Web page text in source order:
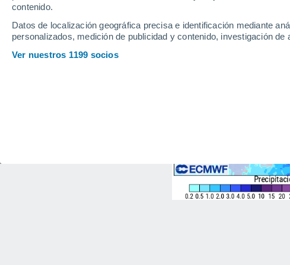
contenido.
Datos de localización geográfica precisa e identificación mediante
personalizados, medición de publicidad y contenido, investigación
Ver nuestros 1199 socios